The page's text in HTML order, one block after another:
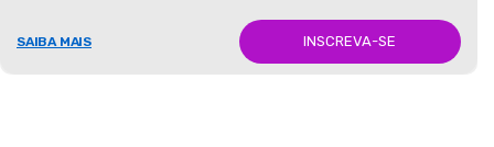
SAIBA MAIS INSCREVA-SE